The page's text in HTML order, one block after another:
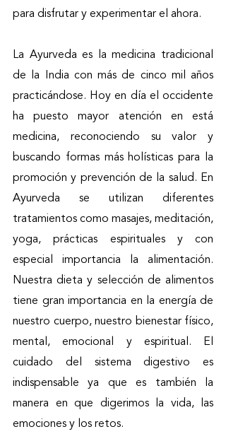
para disfrutar y experimentar el ahora.
La Ayurveda es la medicina tradicional
de la India con más de cinco mil años
practicándose. Hoy en día el occidente
ha puesto mayor atención en está
medicina, reconociendo su valor y
buscando formas más holísticas para la
promoción y prevención de la salud. En
Ayurveda se utilizan diferentes
tratamientos como masajes, meditación,
yoga, prácticas espirituales y con
especial importancia la alimentación.
Nuestra dieta y selección de alimentos
tiene gran importancia en la energía de
nuestro cuerpo, nuestro bienestar físico,
mental, emocional y espiritual. El
cuidado del sistema digestivo es
indispensable ya que es también la
manera en que digerimos la vida, las
emociones y los retos.